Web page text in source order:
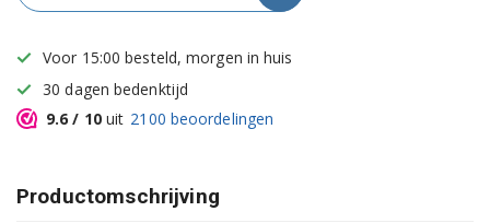
Voor 15:00 besteld, morgen in huis
30 dagen bedenktijd
9.6 / 10uit 2100 beoordelingen
Productomschrijving